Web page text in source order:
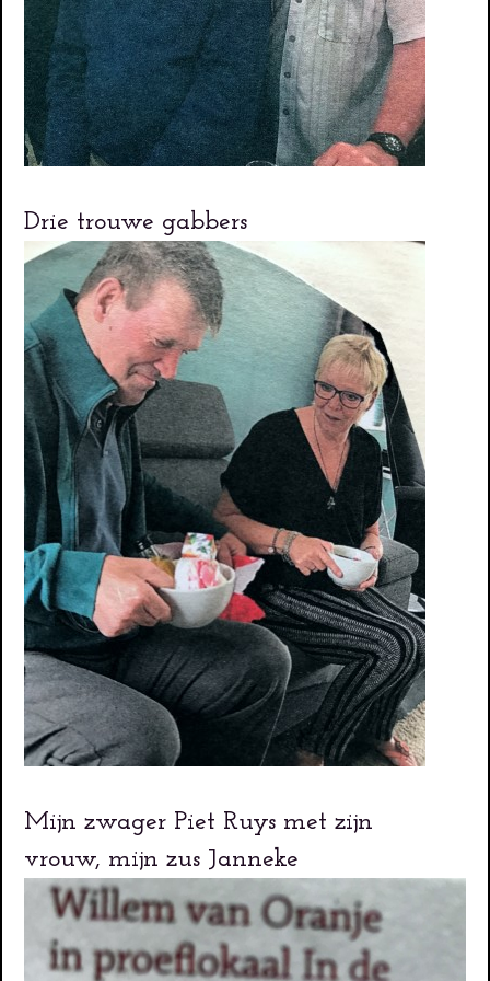
Drie trouwe gabbers
Mijn zwager Piet Ruys met zijn
vrouw, mijn zus Janneke